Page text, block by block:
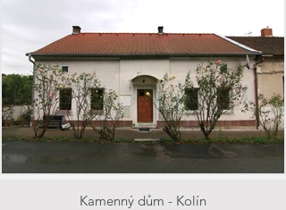
Kamenný dům - Kolín